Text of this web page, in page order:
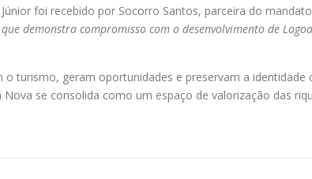
foi recebido por Socorro Santos, parceira do
demonstra compromisso com o desenvolvimento de
turismo, geram oportunidades e preservam a identidade
se consolida como um espaço de valorização das